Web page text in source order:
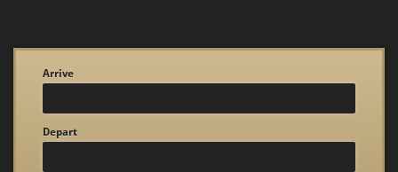
Arrive
Depart